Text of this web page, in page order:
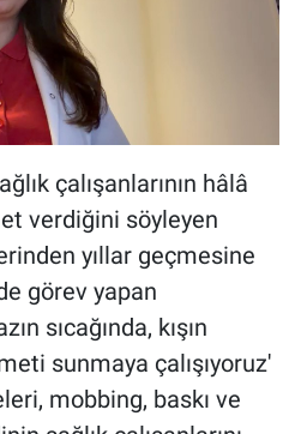
çalışanlarının hâlâ
verdiğini söyleyen
yıllar geçmesine
görev yapan
sıcağında, kışın
sunmaya çalışıyoruz'
mobbing, baskı ve